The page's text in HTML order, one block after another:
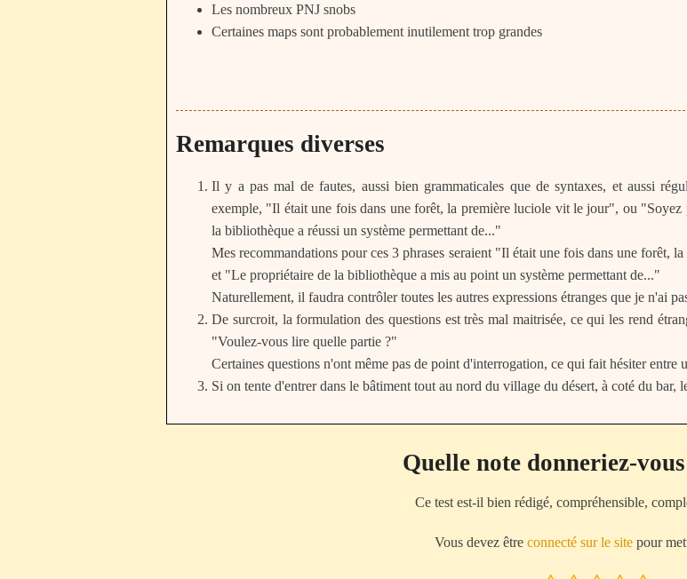
Les nombreux PNJ snobs
Certaines maps sont probablement inutilement trop grandes
Remarques diverses
Il y a pas mal de fautes, aussi bien grammaticales que de syntaxes, et aussi
exemple, "Il était une fois dans une forêt, la première luciole vit le jour", ou
la bibliothèque a réussi un système permettant de..."
Mes recommandations pour ces 3 phrases seraient "Il était une fois dans une forêt,
et "Le propriétaire de la bibliothèque a mis au point un système permettant de..."
Naturellement, il faudra contrôler toutes les autres expressions étranges que je n'ai
De surcroit, la formulation des questions est très mal maitrisée, ce qui les rend
"Voulez-vous lire quelle partie ?"
Certaines questions n'ont même pas de point d'interrogation, ce qui fait hésiter entre
Si on tente d'entrer dans le bâtiment tout au nord du village du désert, à coté du bar,
Quelle note donneriez-
Ce test est-il bien rédigé, compréhensible,
Vous devez être connecté sur le site pour